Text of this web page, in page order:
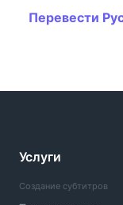
Перевести
Услуги
Создание субтитров